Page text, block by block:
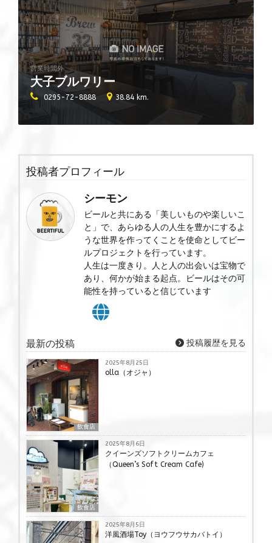
大子ブルワリー
営業時間外
0295-72-8888 38.84 km.
投稿者プロフィール
シーモン
ビールと共にある「美しいものや楽しいこ
と」で、あらゆる人の人生を豊かにするよ
うな世界を作ってくことを使命としてビー
ルプロジェクトを行っています。
人生は一度きり。人と人の出会いは宝物で
あり、何かが始まる起点。ビールはその可
能性を持っていると信じています
最新の投稿 投稿履歴を見る
飲食店
2025年8月25日
olla（オジャ）
飲食店
2025年8月6日
クイーンズソフトクリームカフェ
（Queen’s Soft Cream Cafe)
2025年8月5日
洋風酒場Toy（ヨウフウサカバトイ）